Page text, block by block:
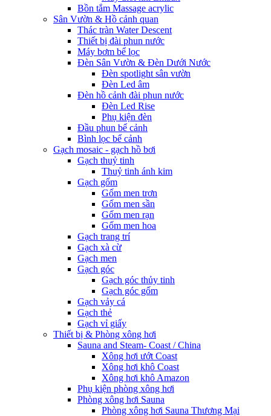
Bồn tắm Massage acrylic
Sân Vườn & Hồ cảnh quan
Thác tràn Water Descent
Thiết bị đài phun nước
Máy bơm bể lọc
Đèn Sân Vườn & Đèn Dưới Nước
Đèn spotlight sân vườn
Đèn Led âm
Đèn hồ cảnh đài phun nước
Đèn Led Rise
Phụ kiện đèn
Đầu phun bể cảnh
Bình lọc bể cảnh
Gạch mosaic - gạch hồ bơi
Gạch thuỷ tinh
Thuỷ tinh ánh kim
Gạch gốm
Gốm men trơn
Gốm men sần
Gốm men rạn
Gốm men hoa
Gạch trang trí
Gạch xà cừ
Gạch men
Gạch góc
Gạch góc thủy tinh
Gạch góc gốm
Gạch vảy cá
Gạch thẻ
Gạch vỉ giấy
Thiết bị & Phòng xông hơi
Sauna and Steam- Coast / China
Xông hơi ướt Coast
Xông hơi khô Coast
Xông hơi khô Amazon
Phụ kiện phòng xông hơi
Phòng xông hơi Sauna
Phòng xông hơi Sauna Thương Mại